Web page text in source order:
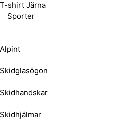
T-shirt Järna
Sporter
Alpint
Skidglasögon
Skidhandskar
Skidhjälmar